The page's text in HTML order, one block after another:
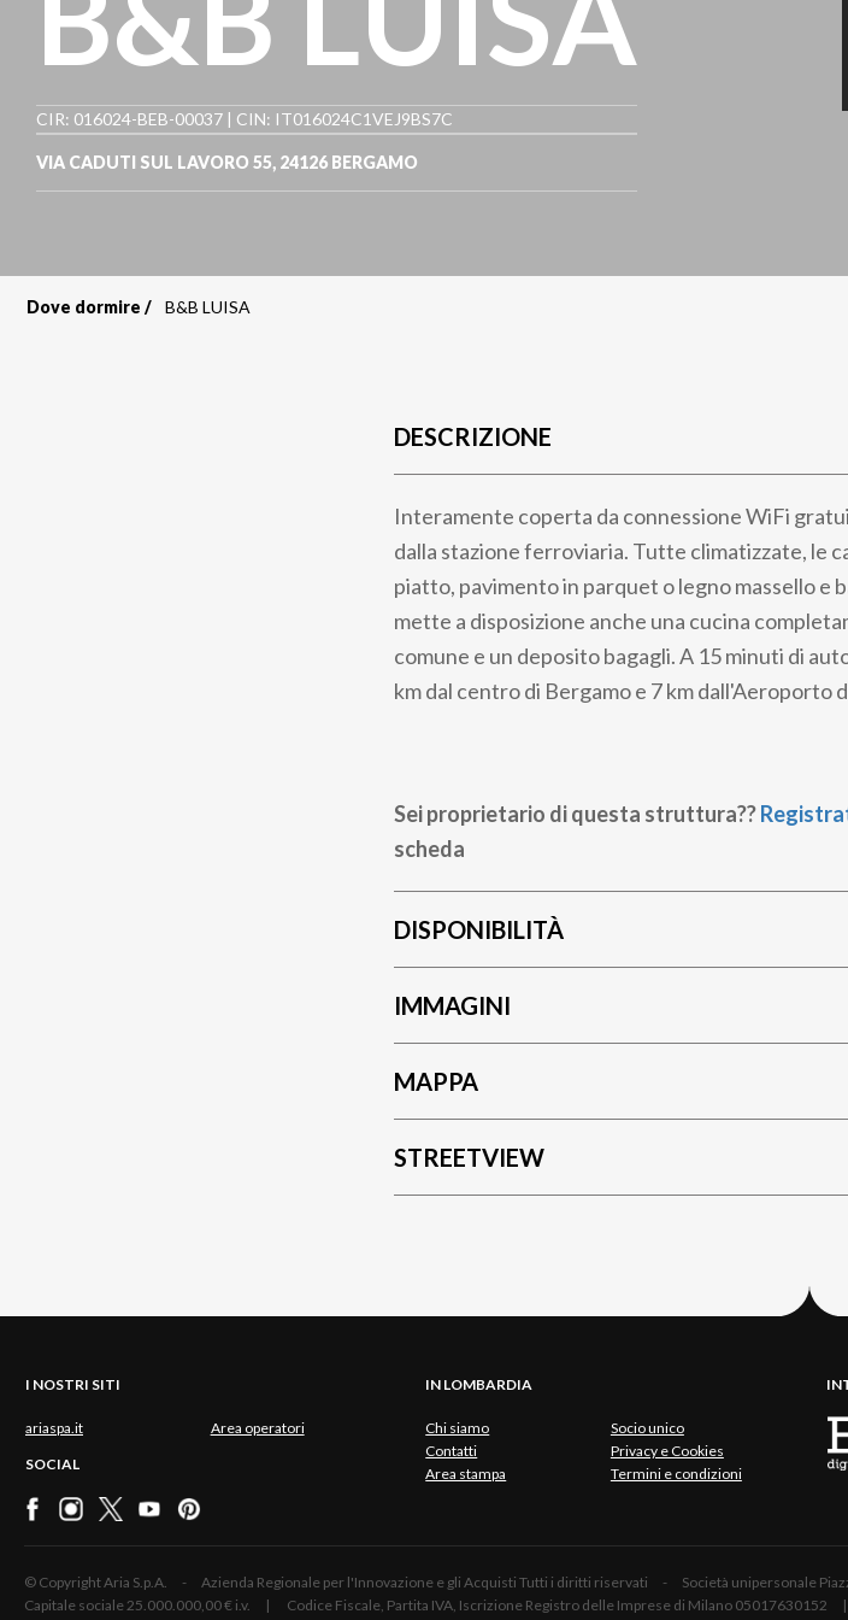
CIR: 016024-BEB-00037 | CIN: IT016024C1VEJ9BS7C
VIA CADUTI SUL LAVORO 55, 24126 BERGAMO
Dove dormire B&B LUISA
DESCRIZIONE
Interamente coperta da connessione WiFi
dalla stazione ferroviaria. Tutte climatizzate, le
piatto, pavimento in parquet o legno massello e
mette a disposizione anche una cucina
comune e un deposito bagagli. A 15 minuti di
km dal centro di Bergamo e 7 km dall'Aeroporto
Sei proprietario di questa struttura??
scheda
DISPONIBILITÀ
IMMAGINI
MAPPA
STREETVIEW
I NOSTRI SITI
ariaspa.it Area operatori
SOCIAL
IN LOMBARDIA
Chi siamo
Socio unico
Contatti
Privacy e Cookies
Area stampa
Termini e condizioni
© Copyright Aria S.p.A. - Azienda Regionale per l'Innovazione e gli Acquisti Tutti i diritti riservati - Società unipersonale
Capitale sociale 25.000.000,00 € i.v. | Codice Fiscale, Partita IVA, Iscrizione Registro delle Imprese di Milano 05017630152